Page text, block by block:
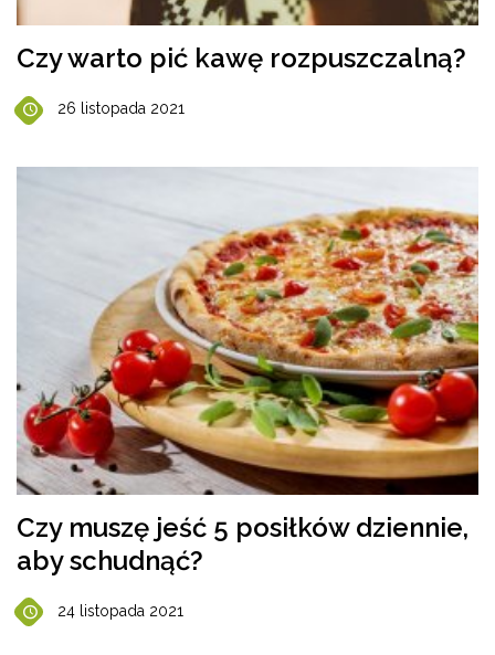
Czy warto pić kawę rozpuszczalną?
26 listopada 2021
Czy muszę jeść 5 posiłków dziennie,
aby schudnąć?
24 listopada 2021